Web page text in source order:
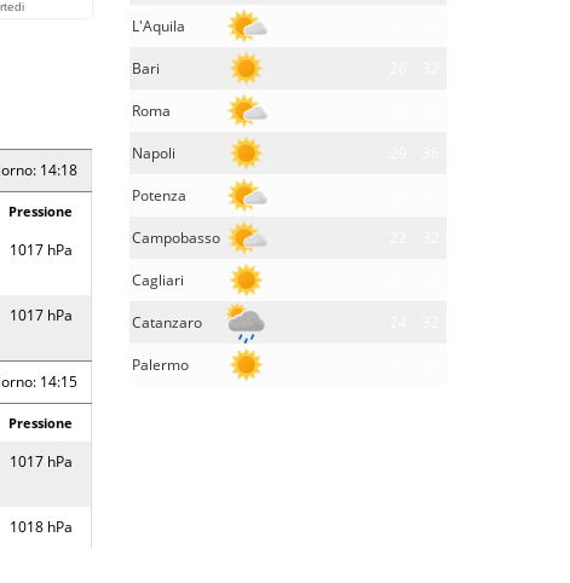
L'Aquila
Bari
Roma
Napoli
Potenza
Campobasso
Cagliari
Catanzaro
Palermo
14:18
Pressione
1017 hPa
1017 hPa
14:15
Pressione
1017 hPa
1018 hPa